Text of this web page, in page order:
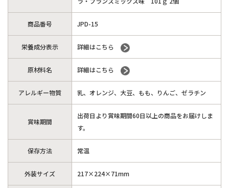
商品番号 JPD-15
栄養成分表示 詳細はこちら
原材料名 詳細はこちら
アレルギー物質 乳、オレンジ、大豆、もも、りんご、ゼラチン
賞味期間
出荷日より賞味期間60日以上の商品をお届けしま
す。
保存方法 常温
外装サイズ 217×224×71mm